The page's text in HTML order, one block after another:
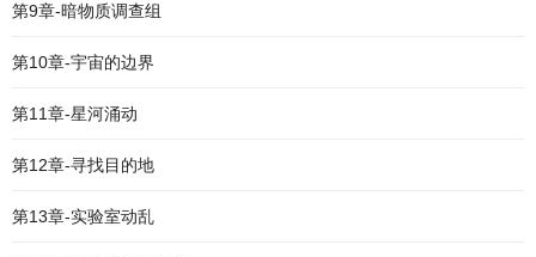
第9章-暗物质调查组
第10章-宇宙的边界
第11章-星河涌动
第12章-寻找目的地
第13章-实验室动乱